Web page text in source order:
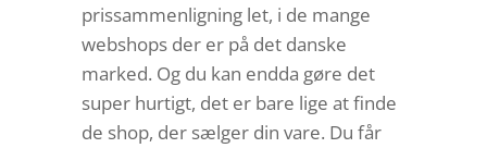
prissammenligning let, i de mange
webshops der er på det danske
marked. Og du kan endda gøre det
super hurtigt, det er bare lige at finde
de shop, der sælger din vare. Du får